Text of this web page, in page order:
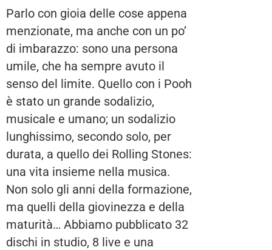
Parlo con gioia delle cose appena
menzionate, ma anche con un po’
di imbarazzo: sono una persona
umile, che ha sempre avuto il
senso del limite. Quello con i Pooh
è stato un grande sodalizio,
musicale e umano; un sodalizio
lunghissimo, secondo solo, per
durata, a quello dei Rolling Stones:
una vita insieme nella musica.
Non solo gli anni della formazione,
ma quelli della giovinezza e della
maturità… Abbiamo pubblicato 32
dischi in studio, 8 live e una